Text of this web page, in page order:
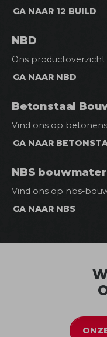
GA NAAR 12 BUILD
NBD
Ons
GA NAAR NBD
Betonstaal
Vind ons op
GA NAAR
NBS
Vind ons op nbs-
GA NAAR NBS